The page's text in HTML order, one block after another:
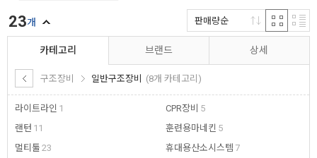
카테고리
구조장비 일반구조장비 (8개 카테고리)
라이트라인 1
랜턴 11
멀티툴 23
CPR장비 5
훈련용마네킨 5
휴대용산소시스템 7
브랜드 상세
23개 판매량순